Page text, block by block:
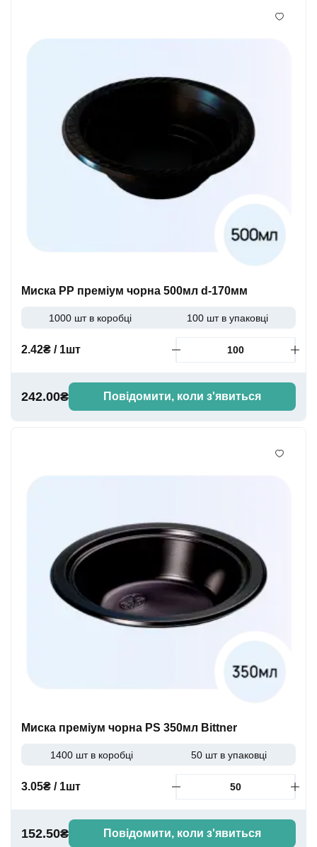
Миска PP преміум чорна 500мл d-170мм
1000 шт в коробці 100 шт в упаковці
2.42₴ / 1шт
242.00₴ Повідомити, коли з'явиться
Миска преміум чорна PS 350мл Bittner
1400 шт в коробці 50 шт в упаковці
3.05₴ / 1шт
152.50₴ Повідомити, коли з'явиться